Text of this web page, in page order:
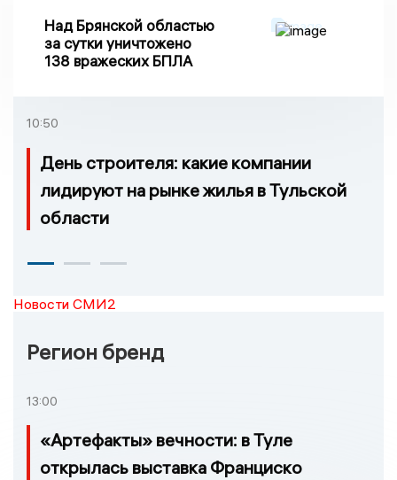
Над Брянской областью
за сутки уничтожено
138 вражеских БПЛА
10:50
День строителя: какие компании
лидируют на рынке жилья в Тульской
области
Новости СМИ2
Регион бренд
13:00
«Артефакты» вечности: в Туле
открылась выставка Франциско